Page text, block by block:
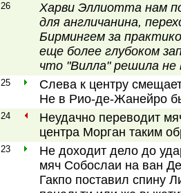
26
Харви Эллиотта нам
для англичанина,
Бирмингем за
еще более глубоком
что "Вилла" решила
25
Слева к центру
Не в Рио-де-Жанейро
24
Неудачно переводит
центра Морган таким
23
Не доходит дело до
мяч Собослаи на ван
Гакпо поставил спину